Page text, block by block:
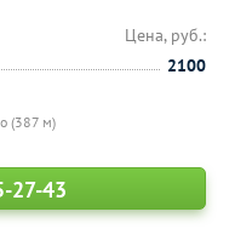
(387 м)
Цена, руб.:
2100
27-43